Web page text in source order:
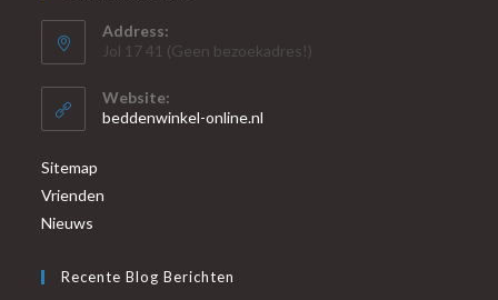
Address:
Jol 17 41 (Geen bezoekadres!)
Website:
beddenwinkel-online.nl
Sitemap
Vrienden
Nieuws
Recente Blog Berichten